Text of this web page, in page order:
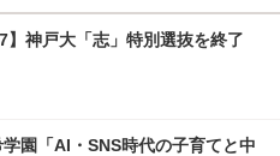
】神戸大「志」特別選抜を終了
学園「AI・SNS時代の子育てと中